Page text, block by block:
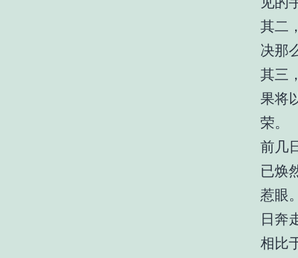
其二
决那
其三
果将
荣。
前几
已焕
惹眼
日奔
相比